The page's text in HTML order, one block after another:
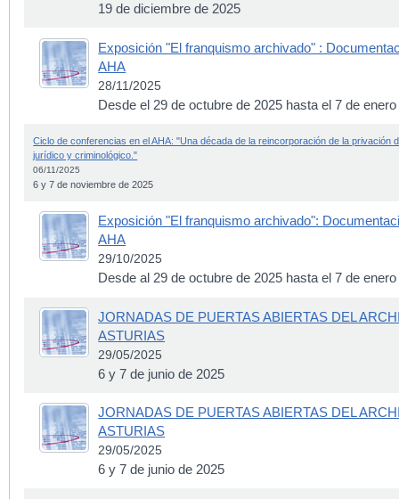
19 de diciembre de 2025
Exposición "El franquismo archivado" :
AHA
28/11/2025
Desde el 29 de octubre de 2025 hasta el 7 de
Ciclo de conferencias en el AHA: "Una década de la reincorporación de la privación
jurídico y criminológico."
06/11/2025
6 y 7 de noviembre de 2025
Exposición "El franquismo archivado":
AHA
29/10/2025
Desde al 29 de octubre de 2025 hasta el 7 de
JORNADAS DE PUERTAS ABIERTAS DEL
ASTURIAS
29/05/2025
6 y 7 de junio de 2025
JORNADAS DE PUERTAS ABIERTAS DEL
ASTURIAS
29/05/2025
6 y 7 de junio de 2025